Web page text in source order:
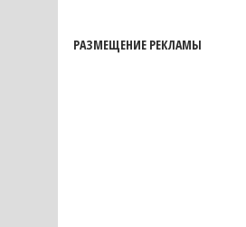
РАЗМЕЩЕНИЕ РЕКЛАМЫ